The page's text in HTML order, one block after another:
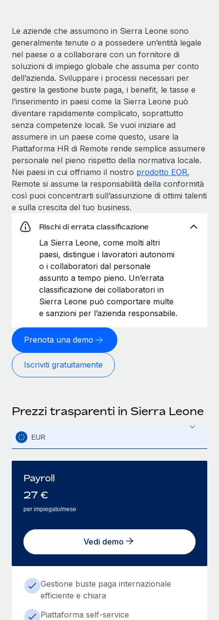
Le aziende che assumono in Sierra Leone sono
generalmente tenute o a possedere un’entità legale
nel paese o a collaborare con un fornitore di
soluzioni di impiego globale che assuma per conto
dell’azienda. Sviluppare i processi necessari per
gestire la gestione buste paga, i benefit, le tasse e
l’inserimento in paesi come la Sierra Leone può
diventare rapidamente complicato, soprattutto
senza competenze locali. Se vuoi iniziare ad
assumere in un paese come questo, usare la
Piattaforma HR di Remote rende semplice assumere
personale nel pieno rispetto della normativa locale.
Nei paesi in cui offriamo il nostro prodotto EOR,
Remote si assume la responsabilità della conformità
così puoi concentrarti sull’assunzione di ottimi talenti
e sulla crescita del tuo business.
Rischi di errata classificazione
La Sierra Leone, come molti altri
paesi, distingue i lavoratori autonomi
o i collaboratori dal personale
assunto a tempo pieno. Un’errata
classificazione dei collaboratori in
Sierra Leone può comportare multe
e sanzioni per l’azienda responsabile.
Prenota una demo
Iscriviti gratuitamente
Prezzi trasparenti in Sierra Leone
EUR
Payroll
27 €
per impiegato/mese
Vedi demo
Gestione buste paga internazionale
efficiente e chiara
Piattaforma self-service